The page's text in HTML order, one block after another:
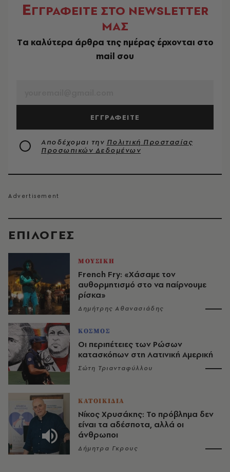
EΠΙΛΟΓΈΣ
ΜΟΥΣΙΚΗ
French Fry: «Χάσαμε τον
αυθορμητισμό στο να παίρνουμε
ρίσκα»
Δημήτρης Αθανασιάδης
ΚΟΣΜΟΣ
Οι περιπέτειες των Ρώσων
κατασκόπων στη Λατινική Αμερική
Σώτη Τριανταφύλλου
ΚΑΤΟΙΚΙΔΙΑ
Νίκος Χρυσάκης: Το πρόβλημα δεν
είναι τα αδέσποτα, αλλά οι
άνθρωποι
Δήμητρα Γκρους
ΕΓΓΡΑΦΕΙΤΕ ΣΤΟ NEWSLETTER
ΜΑΣ
Tα καλύτερα άρθρα της ημέρας έρχονται στο
mail σου
ΕΓΓΡΑΦΕΙΤΕ
Αποδέχομαι την Πολιτική Προστασίας
Προσωπικών Δεδομένων